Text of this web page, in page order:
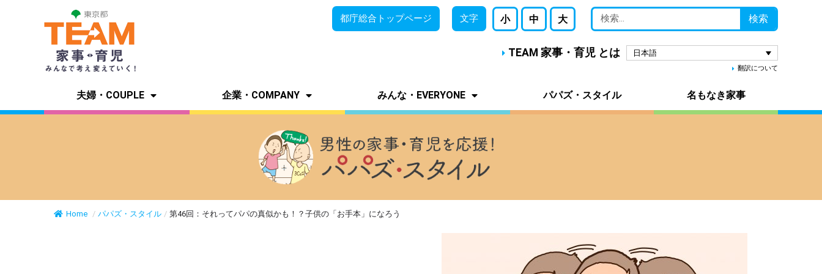
都庁総合 トップページ 文字 小 中 大 検索
TEAM 家事・育児 とは 日本語
翻訳について
夫婦・COUPLE 企業・COMPANY みんな・EVERYONE パパズ・スタイル 名もなき家事
Home / パパズ・スタイル / 第46回：それってパパの真似かも！？子供の「お手本」になろう